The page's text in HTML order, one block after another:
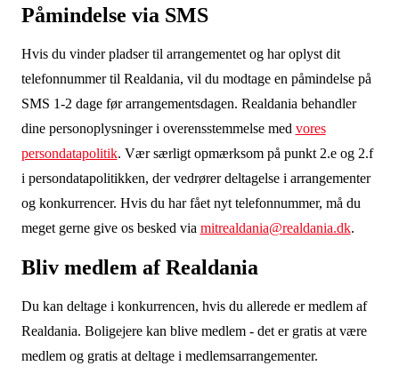
Påmindelse via SMS
Hvis du vinder pladser til arrangementet og har oplyst dit
telefonnummer til Realdania, vil du modtage en påmindelse på
SMS 1-2 dage før arrangementsdagen. Realdania behandler
dine personoplysninger i overensstemmelse med vores
persondatapolitik. Vær særligt opmærksom på punkt 2.e og 2.f
i persondatapolitikken, der vedrører deltagelse i arrangementer
og konkurrencer. Hvis du har fået nyt telefonnummer, må du
meget gerne give os besked via mitrealdania@realdania.dk.
Bliv medlem af Realdania
Du kan deltage i konkurrencen, hvis du allerede er medlem af
Realdania. Boligejere kan blive medlem - det er gratis at være
medlem og gratis at deltage i medlemsarrangementer.